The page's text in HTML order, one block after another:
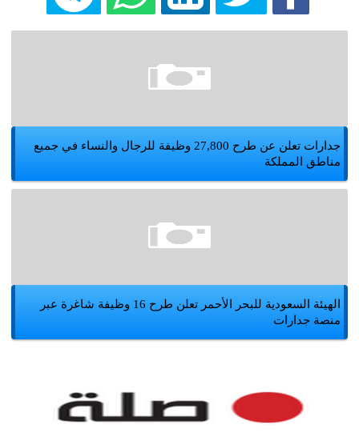
جدارات تعلن عن طرح 27,800 وظيفة للرجال والنساء في جميع
مناطق المملكة
الهيئة السعودية للبحر الأحمر تعلن طرح 16 وظيفة شاغرة عبر
منصة جدارات